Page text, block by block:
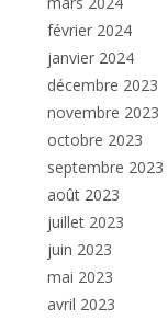
février 2024
janvier 2024
décembre 2023
novembre 2023
octobre 2023
septembre 2023
août 2023
juillet 2023
juin 2023
mai 2023
avril 2023